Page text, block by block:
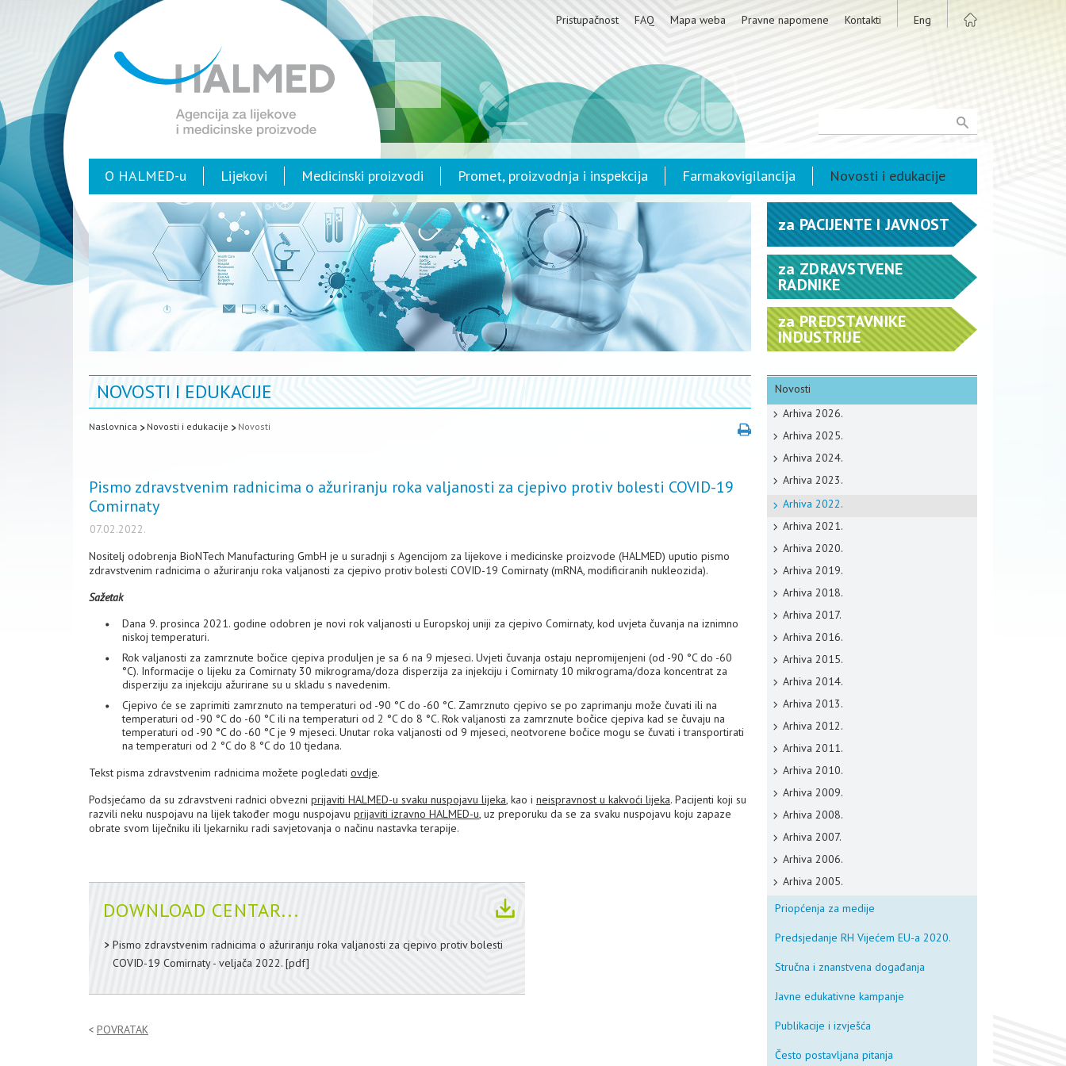
Pristupačnost FAQ Mapa weba Pravne napomene Kontakti Eng
O HALMED-u Lijekovi Medicinski proizvodi Promet, proizvodnja i inspekcija Farmakovigilancija Novosti i edukacije
NOVOSTI I EDUKACIJE
Naslovnica Novosti i edukacije Novosti
Pismo zdravstvenim radnicima o ažuriranju roka valjanosti za cjepivo protiv bolesti COVID-19
Comirnaty
07.02.2022.
Nositelj odobrenja BioNTech Manufacturing GmbH je u suradnji s Agencijom za lijekove i medicinske proizvode (HALMED) uputio pismo
zdravstvenim radnicima o ažuriranju roka valjanosti za cjepivo protiv bolesti COVID-19 Comirnaty (mRNA, modificiranih nukleozida).
Sažetak
Dana 9. prosinca 2021. godine odobren je novi rok valjanosti u Europskoj uniji za cjepivo Comirnaty, kod uvjeta čuvanja na iznimno
niskoj temperaturi.
Rok valjanosti za zamrznute bočice cjepiva produljen je sa 6 na 9 mjeseci. Uvjeti čuvanja ostaju nepromijenjeni (od -90 °C do -60
°C). Informacije o lijeku za Comirnaty 30 mikrograma/doza disperzija za injekciju i Comirnaty 10 mikrograma/doza koncentrat za
disperziju za injekciju ažurirane su u skladu s navedenim.
Cjepivo će se zaprimiti zamrznuto na temperaturi od -90 °C do -60 °C. Zamrznuto cjepivo se po zaprimanju može čuvati ili na
temperaturi od -90 °C do -60 °C ili na temperaturi od 2 °C do 8 °C. Rok valjanosti za zamrznute bočice cjepiva kad se čuvaju na
temperaturi od -90 °C do -60 °C je 9 mjeseci. Unutar roka valjanosti od 9 mjeseci, neotvorene bočice mogu se čuvati i transportirati
na temperaturi od 2 °C do 8 °C do 10 tjedana.
Tekst pisma zdravstvenim radnicima možete pogledati ovdje.
Podsjećamo da su zdravstveni radnici obvezni prijaviti HALMED-u svaku nuspojavu lijeka, kao i neispravnost u kakvoći lijeka. Pacijenti koji su
razvili neku nuspojavu na lijek također mogu nuspojavu prijaviti izravno HALMED-u, uz preporuku da se za svaku nuspojavu koju zapaze
obrate svom liječniku ili ljekarniku radi savjetovanja o načinu nastavka terapije.
DOWNLOAD CENTAR...
Pismo zdravstvenim radnicima o ažuriranju roka valjanosti za cjepivo protiv bolesti
COVID-19 Comirnaty - veljača 2022. [pdf]
POVRATAK
za PACIJENTE I JAVNOST
za ZDRAVSTVENE
RADNIKE
zaPREDSTAVNIKE
INDUSTRIJE
Novosti
Arhiva 2026.
Arhiva 2025.
Arhiva 2024.
Arhiva 2023.
Arhiva 2022.
Arhiva 2021.
Arhiva 2020.
Arhiva 2019.
Arhiva 2018.
Arhiva 2017.
Arhiva 2016.
Arhiva 2015.
Arhiva 2014.
Arhiva 2013.
Arhiva 2012.
Arhiva 2011.
Arhiva 2010.
Arhiva 2009.
Arhiva 2008.
Arhiva 2007.
Arhiva 2006.
Arhiva 2005.
Priopćenja za medije
Predsjedanje RH Vijećem EU-a 2020.
Stručna i znanstvena događanja
Javne edukativne kampanje
Publikacije i izvješća
Često postavljana pitanja